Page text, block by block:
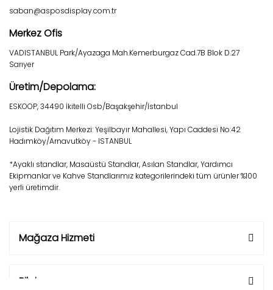
saban@asposdisplay.com.tr
Merkez Ofis
VADISTANBUL Park/Ayazaga Mah.Kemerburgaz Cad.7B Blok D.27
Sarıyer
Üretim/Depolama:
ESKOOP, 34490 İkitelli Osb/Başakşehir/İstanbul
Lojistik Dağıtım Merkezi: Yeşilbayır Mahallesi, Yapı Caddesi No:42
Hadımköy/Arnavutköy - ISTANBUL
*Ayaklı standlar, Masaüstü Standlar, Asılan Standlar, Yardımcı
Ekipmanlar ve Kahve Standlarımız kategorilerindeki tüm ürünler %100
yerli üretimdir.
Mağaza Hizmeti
Bilgi